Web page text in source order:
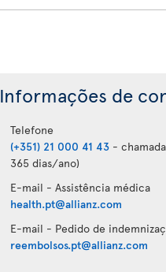
Informações de
Telefone
(+351) 21 000 41 43 -
365 dias/ano)
E-mail - Assistência médica
health.pt@allianz.com
E-mail - Pedido de
reembolsos.pt@allianz.com